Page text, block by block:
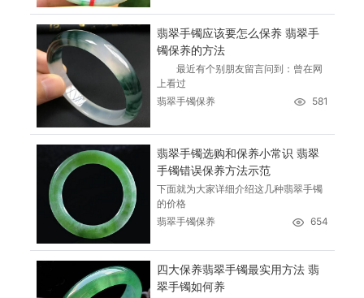
翡翠手镯应该要怎么保养 翡翠手
镯保养的方法
最近有个别朋友留言问到：曾在网
上看过
翡翠手镯保养
581
翡翠手镯选购和保养小常识 翡翠
手镯错误保养方法示范
下面就为大家详细介绍这几种翡翠手镯
的价格
翡翠手镯保养
654
四大保养翡翠手镯最实用方法 翡
翠手镯如何养